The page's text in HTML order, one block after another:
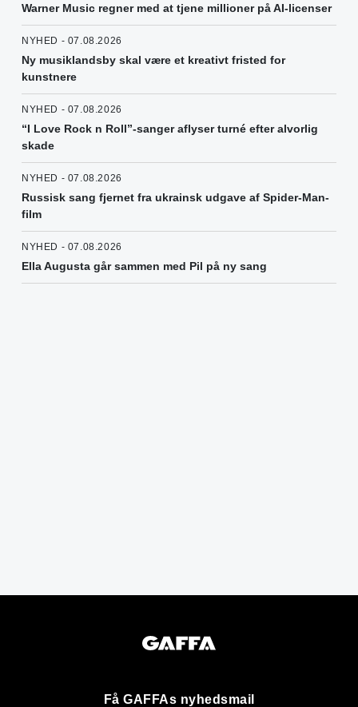
Warner Music regner med at tjene millioner på AI-licenser
NYHED - 07.08.2026
Ny musiklandsby skal være et kreativt fristed for
kunstnere
NYHED - 07.08.2026
“I Love Rock n Roll”-sanger aflyser turné efter alvorlig
skade
NYHED - 07.08.2026
Russisk sang fjernet fra ukrainsk udgave af Spider-Man-
film
NYHED - 07.08.2026
Ella Augusta går sammen med Pil på ny sang
Få GAFFAs nyhedsmail